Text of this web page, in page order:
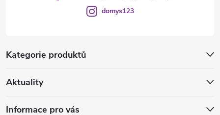
Kategorie produktů
Aktuality
Informace pro vás
domys123